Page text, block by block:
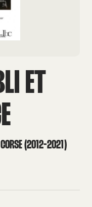
ET
CORSE (2012-2021)